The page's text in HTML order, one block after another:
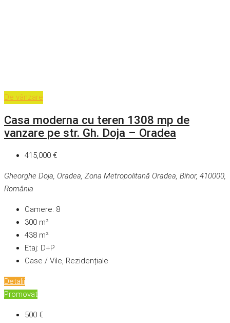
De vânzare
Casa moderna cu teren 1308 mp de
vanzare pe str. Gh. Doja – Oradea
415,000 €
Gheorghe Doja, Oradea, Zona Metropolitană Oradea, Bihor, 410000,
România
Camere: 8
300 m²
438 m²
Etaj: D+P
Case / Vile, Rezidențiale
Detalii
Promovat
500 €